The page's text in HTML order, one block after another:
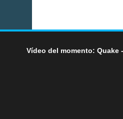
Vídeo del momento: Quake